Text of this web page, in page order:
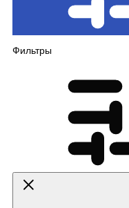
Фильтры